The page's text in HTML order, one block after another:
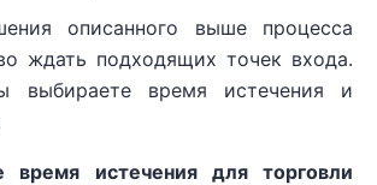
описанного выше процесса
ждать подходящих точек входа.
выбираете время истечения и
время истечения для торговли